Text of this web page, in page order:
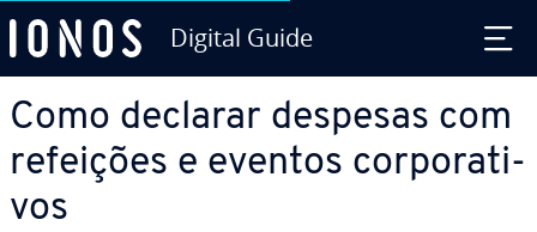
Digital Guide
Como declarar despesas com
refeições e eventos cor­po­ra­ti­
vos